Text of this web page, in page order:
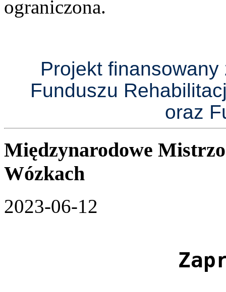
ograniczona.
Projekt
Funduszu
oraz
Międzynarodowe
Wózkach
2023-06-12